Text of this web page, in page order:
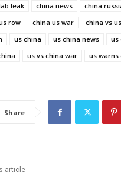
leak
china news china
row
china us war china vs us
us china us china news us
us vs china war us warns
Share
article